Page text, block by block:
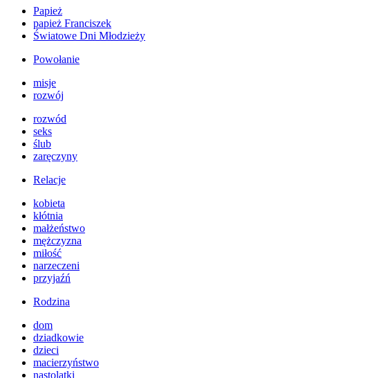
Papież
papież Franciszek
Światowe Dni Młodzieży
Powołanie
misje
rozwój
rozwód
seks
ślub
zaręczyny
Relacje
kobieta
kłótnia
małżeństwo
mężczyzna
miłość
narzeczeni
przyjaźń
Rodzina
dom
dziadkowie
dzieci
macierzyństwo
nastolatki